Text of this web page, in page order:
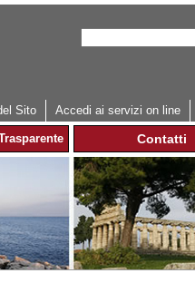
Accedi ai servizi on line
Sito
Contatti